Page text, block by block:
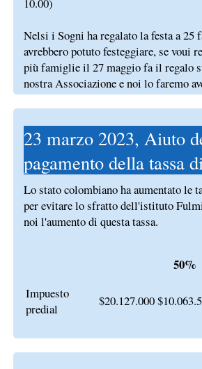
10.00)
Nelsi i Sogni ha regalato la festa a 25
avrebbero potuto festeggiare, se voui
più famiglie il 27 maggio fa il regalo
nostra Associazione e noi lo faremo
23 marzo 2023, Aiuto
pagamento della tassa
Lo stato colombiano ha aumentato le
per evitare lo sfratto dell'istituto
noi l'aumento di questa tassa.
50%
Impuesto
predial
$20.127.000